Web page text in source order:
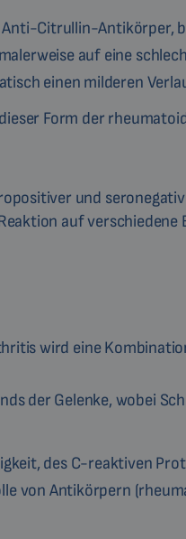
Citrullin-Antikörper,
auf eine
einen milderen
Form der
und
auf verschiedene
wird eine
der Gelenke, wobei
des C-reaktiven
von Antikörpern